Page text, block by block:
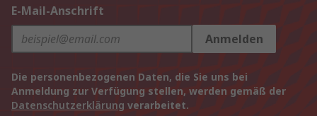
E-Mail-Anschrift
Anmelden
Die personenbezogenen Daten, die Sie uns bei
Anmeldung zur Verfügung stellen, werden gemäß der
Datenschutzerklärung verarbeitet.